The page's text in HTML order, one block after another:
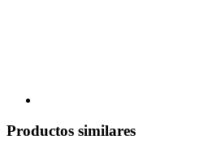
Productos similares